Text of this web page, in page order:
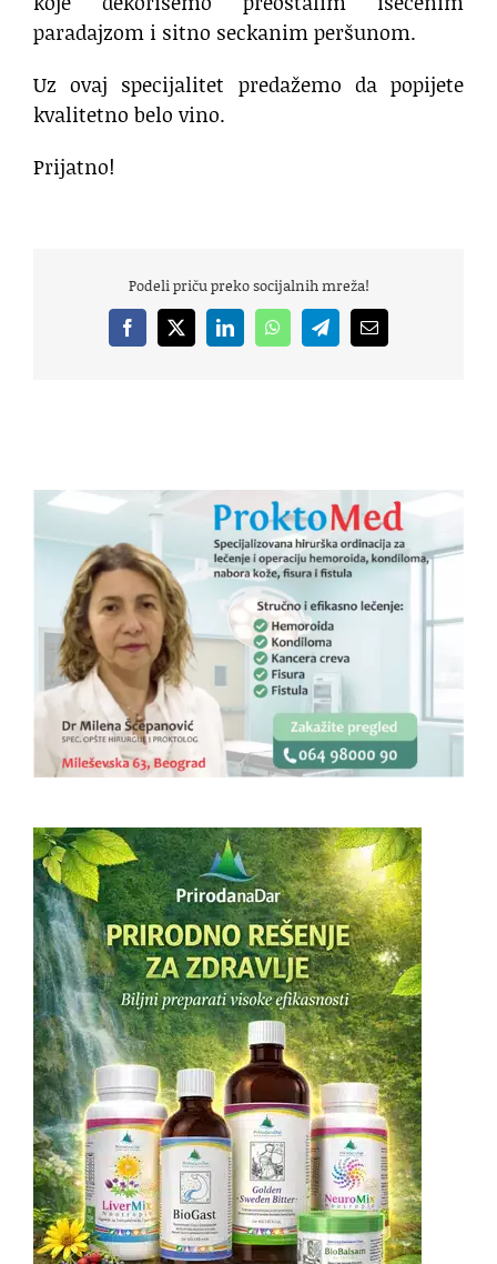
paradajzom i sitno seckanim peršunom.
Uz ovaj specijalitet predažemo da popijete
kvalitetno belo vino.
Prijatno!
Podeli priču preko socijalnih mreža!
Facebook
X LinkedInWhatsAppTelegramEmail